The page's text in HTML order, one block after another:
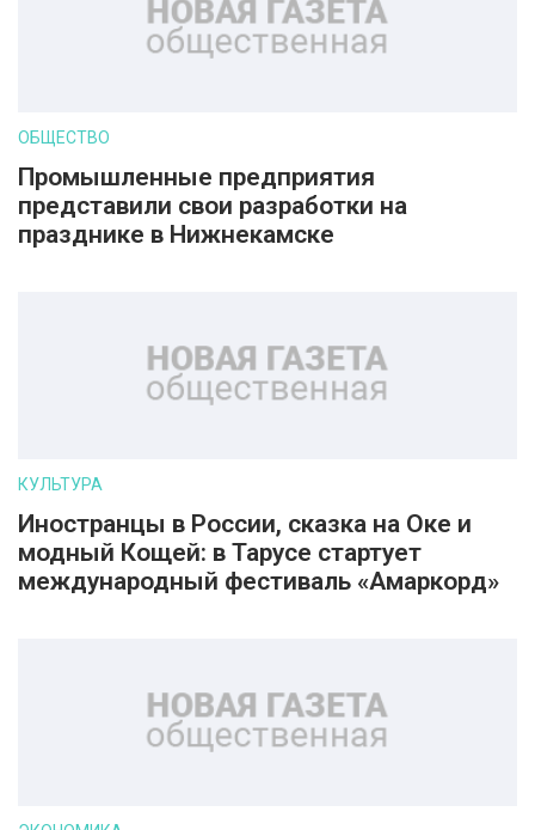
ОБЩЕСТВО
Промышленные предприятия
представили свои разработки на
празднике в Нижнекамске
КУЛЬТУРА
Иностранцы в России, сказка на Оке и
модный Кощей: в Тарусе стартует
международный фестиваль «Амаркорд»